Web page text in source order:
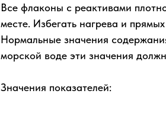
Все флаконы с реактивами
месте. Избегать нагрева и
Нормальные значения
морской воде эти значения
Значения показателей: